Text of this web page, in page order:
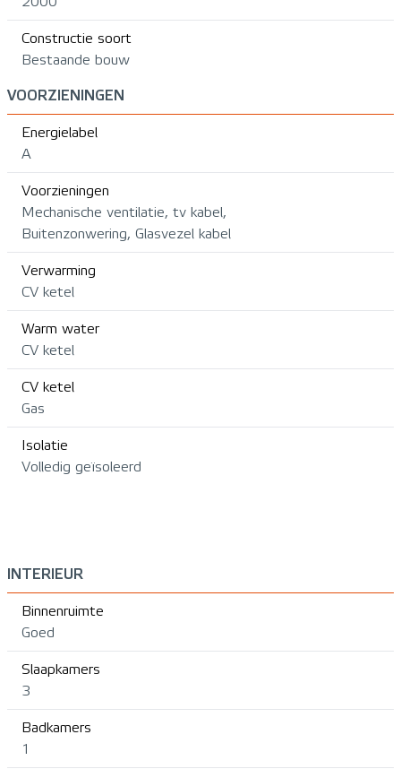
Constructie soort
Bestaande bouw
VOORZIENINGEN
Energielabel
A
Voorzieningen
Mechanische ventilatie, tv kabel,
Buitenzonwering, Glasvezel kabel
Verwarming
CV ketel
Warm water
CV ketel
CV ketel
Gas
Isolatie
Volledig geïsoleerd
INTERIEUR
Binnenruimte
Goed
Slaapkamers
3
Badkamers
1